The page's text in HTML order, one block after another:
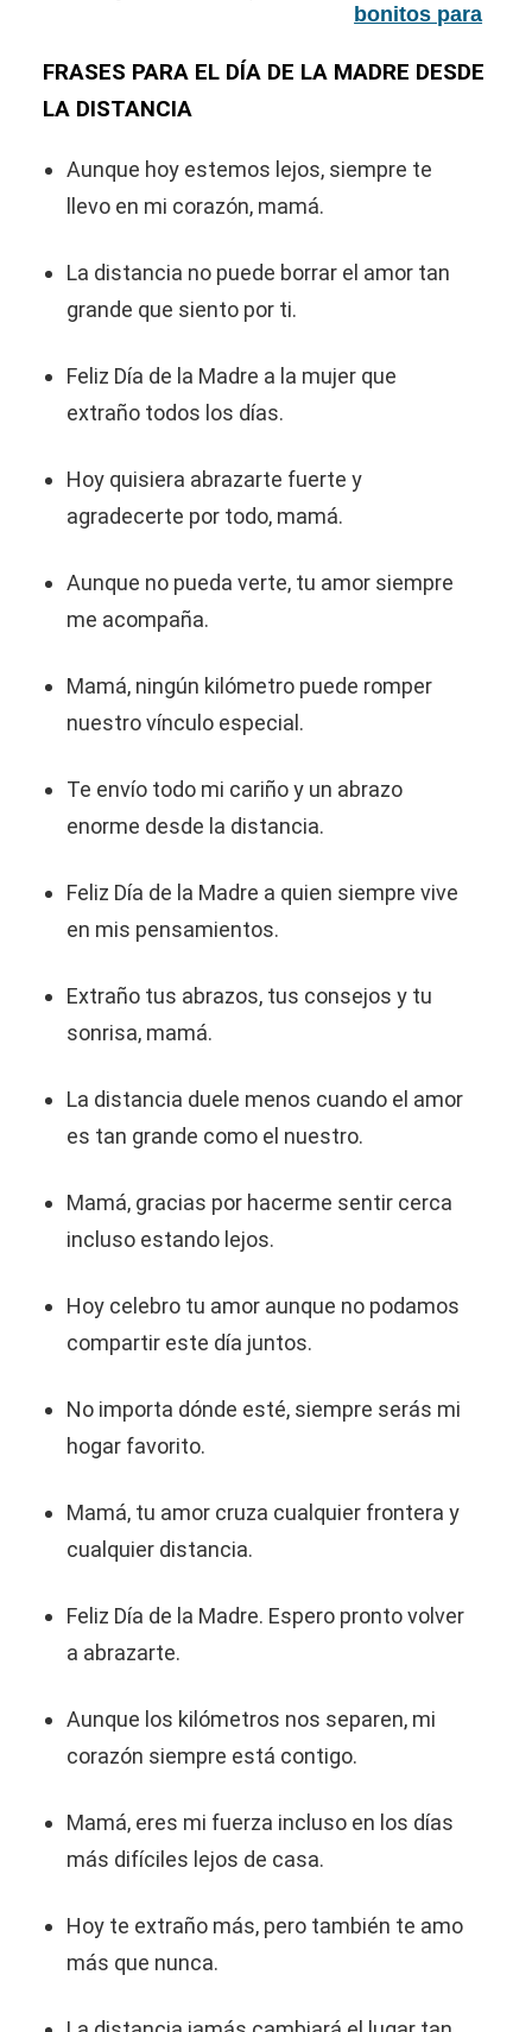
bonitos para
Día de la
empresa
FRASES PARA EL DÍA DE LA MADRE DESDE
LA DISTANCIA
Aunque hoy estemos lejos, siempre te
llevo en mi corazón, mamá.
La distancia no puede borrar el amor tan
grande que siento por ti.
Feliz Día de la Madre a la mujer que
extraño todos los días.
Hoy quisiera abrazarte fuerte y
agradecerte por todo, mamá.
Aunque no pueda verte, tu amor siempre
me acompaña.
Mamá, ningún kilómetro puede romper
nuestro vínculo especial.
Te envío todo mi cariño y un abrazo
enorme desde la distancia.
Feliz Día de la Madre a quien siempre vive
en mis pensamientos.
Extraño tus abrazos, tus consejos y tu
sonrisa, mamá.
La distancia duele menos cuando el amor
es tan grande como el nuestro.
Mamá, gracias por hacerme sentir cerca
incluso estando lejos.
Hoy celebro tu amor aunque no podamos
compartir este día juntos.
No importa dónde esté, siempre serás mi
hogar favorito.
Mamá, tu amor cruza cualquier frontera y
cualquier distancia.
Feliz Día de la Madre. Espero pronto volver
a abrazarte.
Aunque los kilómetros nos separen, mi
corazón siempre está contigo.
Mamá, eres mi fuerza incluso en los días
más difíciles lejos de casa.
Hoy te extraño más, pero también te amo
más que nunca.